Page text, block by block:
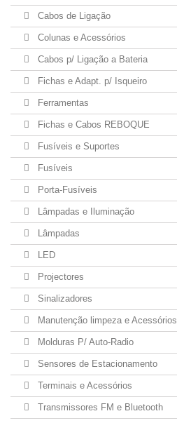
Cabos de Ligação
Colunas e Acessórios
Cabos p/ Ligação a Bateria
Fichas e Adapt. p/ Isqueiro
Ferramentas
Fichas e Cabos REBOQUE
Fusíveis e Suportes
Fusíveis
Porta-Fusíveis
Lâmpadas e Iluminação
Lâmpadas
LED
Projectores
Sinalizadores
Manutenção limpeza e Acessórios
Molduras P/ Auto-Radio
Sensores de Estacionamento
Terminais e Acessórios
Transmissores FM e Bluetooth